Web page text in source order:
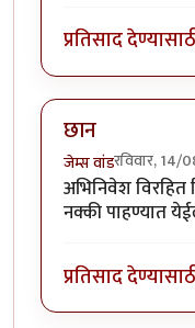
प्रतिसाद
छान
जेम्स वांडरविवार, 14/
अभिनिवेश विरहित
नक्की पाहण्यात
प्रतिसाद